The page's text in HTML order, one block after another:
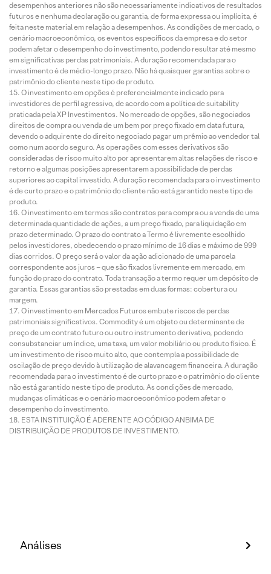
desempenhos anteriores não são necessariamente indicativos de resultados
futuros e nenhuma declaração ou garantia, de forma expressa ou implícita, é
feita neste material em relação a desempenhos. As condições de mercado, o
cenário macroeconômico, os eventos específicos da empresa e do setor
podem afetar o desempenho do investimento, podendo resultar até mesmo
em significativas perdas patrimoniais. A duração recomendada para o
investimento é de médio-longo prazo. Não há quaisquer garantias sobre o
patrimônio do cliente neste tipo de produto.
O investimento em opções é preferencialmente indicado para
investidores de perfil agressivo, de acordo com a política de suitability
praticada pela XP Investimentos. No mercado de opções, são negociados
direitos de compra ou venda de um bem por preço fixado em data futura,
devendo o adquirente do direito negociado pagar um prêmio ao vendedor tal
como num acordo seguro. As operações com esses derivativos são
consideradas de risco muito alto por apresentarem altas relações de risco e
retorno e algumas posições apresentarem a possibilidade de perdas
superiores ao capital investido. A duração recomendada para o investimento
é de curto prazo e o patrimônio do cliente não está garantido neste tipo de
produto.
O investimento em termos são contratos para compra ou a venda de uma
determinada quantidade de ações, a um preço fixado, para liquidação em
prazo determinado. O prazo do contrato a Termo é livremente escolhido
pelos investidores, obedecendo o prazo mínimo de 16 dias e máximo de 999
dias corridos. O preço será o valor da ação adicionado de uma parcela
correspondente aos juros – que são fixados livremente em mercado, em
função do prazo do contrato. Toda transação a termo requer um depósito de
garantia. Essas garantias são prestadas em duas formas: cobertura ou
margem.
O investimento em Mercados Futuros embute riscos de perdas
patrimoniais significativos. Commodity é um objeto ou determinante de
preço de um contrato futuro ou outro instrumento derivativo, podendo
consubstanciar um índice, uma taxa, um valor mobiliário ou produto físico. É
um investimento de risco muito alto, que contempla a possibilidade de
oscilação de preço devido à utilização de alavancagem financeira. A duração
recomendada para o investimento é de curto prazo e o patrimônio do cliente
não está garantido neste tipo de produto. As condições de mercado,
mudanças climáticas e o cenário macroeconômico podem afetar o
desempenho do investimento.
ESTA INSTITUIÇÃO É ADERENTE AO CÓDIGO ANBIMA DE
DISTRIBUIÇÃO DE PRODUTOS DE INVESTIMENTO.
Análises